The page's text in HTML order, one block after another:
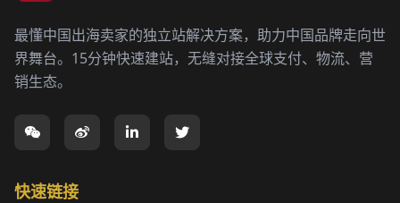
最懂中国出海卖家的独立站解决方案，助力中国品牌走向世
界舞台。15分钟快速建站，无缝对接全球支付、物流、营
销生态。
快速链接